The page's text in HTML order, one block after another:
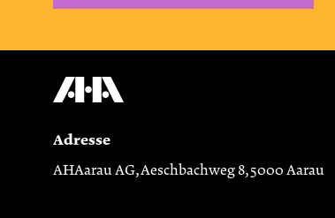
Adresse
AHAarau AG, Aeschbachweg 8, 5000 Aarau